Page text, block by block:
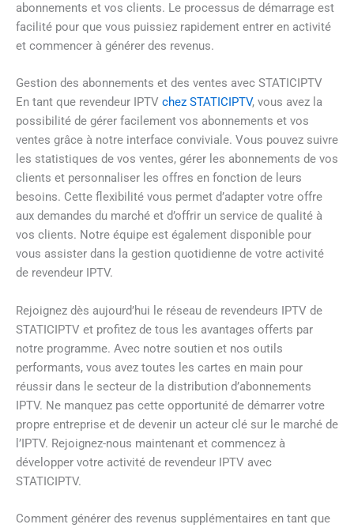
abonnements et vos clients. Le processus de démarrage est
facilité pour que vous puissiez rapidement entrer en activité
et commencer à générer des revenus.
Gestion des abonnements et des ventes avec STATICIPTV
En tant que revendeur IPTV chez STATICIPTV, vous avez la
possibilité de gérer facilement vos abonnements et vos
ventes grâce à notre interface conviviale. Vous pouvez suivre
les statistiques de vos ventes, gérer les abonnements de vos
clients et personnaliser les offres en fonction de leurs
besoins. Cette flexibilité vous permet d’adapter votre offre
aux demandes du marché et d’offrir un service de qualité à
vos clients. Notre équipe est également disponible pour
vous assister dans la gestion quotidienne de votre activité
de revendeur IPTV.
Rejoignez dès aujourd’hui le réseau de revendeurs IPTV de
STATICIPTV et profitez de tous les avantages offerts par
notre programme. Avec notre soutien et nos outils
performants, vous avez toutes les cartes en main pour
réussir dans le secteur de la distribution d’abonnements
IPTV. Ne manquez pas cette opportunité de démarrer votre
propre entreprise et de devenir un acteur clé sur le marché de
l’IPTV. Rejoignez-nous maintenant et commencez à
développer votre activité de revendeur IPTV avec
STATICIPTV.
Comment générer des revenus supplémentaires en tant que